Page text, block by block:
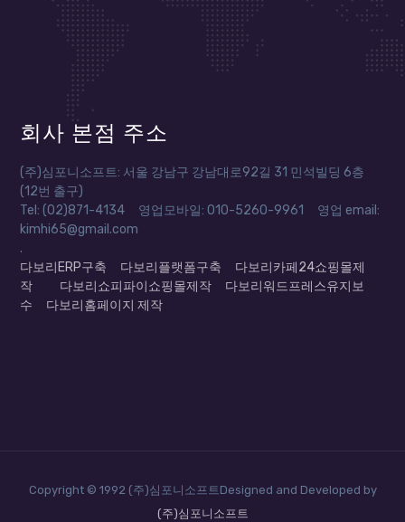
회사 본점 주소
(주)심포니소프트: 서울 강남구 강남대로92길 31 민석빌딩 6층
(12번 출구)
Tel: (02)871-4134 영업모바일: 010-5260-9961 영업 email:
kimhi65@gmail.com
.
다보리ERP구축
다보리플랫폼구축
다보리카페24쇼핑몰제
작
다보리쇼피파이쇼핑몰제작
다보리워드프레스유지보
수
다보리홈페이지 제작
Copyright © 1992 (주)심포니소프트Designed and Developed by
(주)심포니소프트